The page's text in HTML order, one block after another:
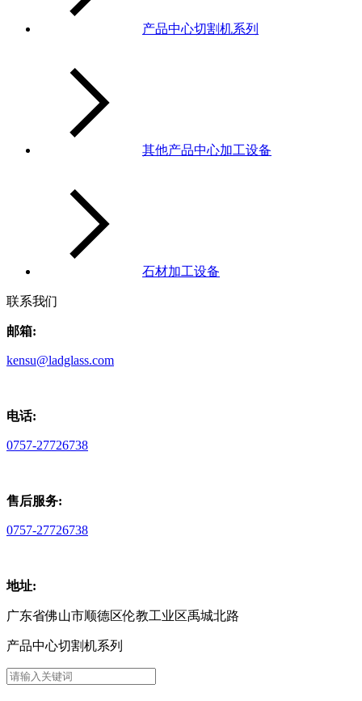
产品中心切割机系列
其他产品中心加工设备
石材加工设备
联系我们
邮箱:
kensu@ladglass.com
电话:
0757-27726738
售后服务:
0757-27726738
地址:
广东省佛山市顺德区伦教工业区禹城北路
产品中心切割机系列